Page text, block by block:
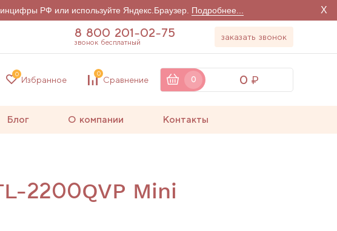
РФ или используйте Яндекс.Браузер. Подробнее... X
8 800 201-02-75
звонок бесплатный
заказать звонок
Избранное
0
Сравнение
0
0 0
Блог О компании Контакты
2200QVP Mini